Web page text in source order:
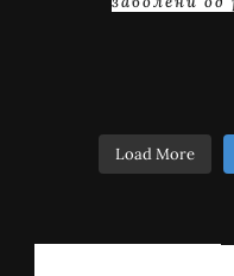
Load More